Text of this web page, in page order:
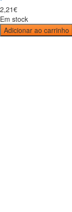
2,21€
Em stock
Adicionar ao carrinho